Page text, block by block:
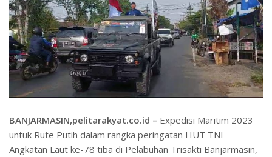
BANJARMASIN,pelitarakyat.co.id – Expedisi Maritim 2023
untuk Rute Putih dalam rangka peringatan HUT TNI
Angkatan Laut ke-78 tiba di Pelabuhan Trisakti Banjarmasin,